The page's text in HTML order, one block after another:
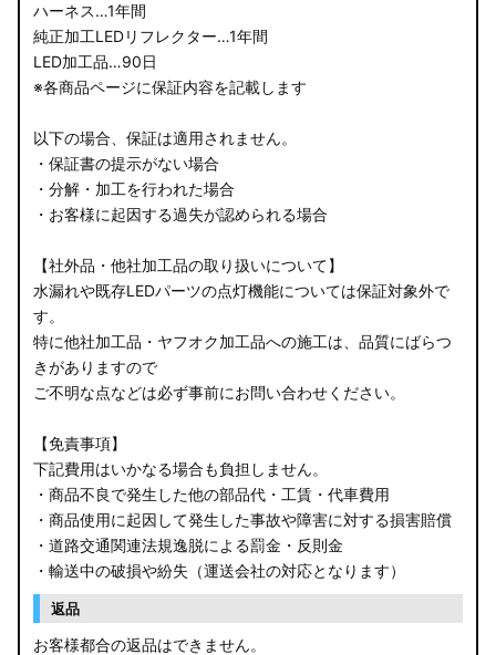
ハーネス…1年間
純正加工LEDリフレクター…1年間
LED加工品…90日
※各商品ページに保証内容を記載します
以下の場合、保証は適用されません。
・保証書の提示がない場合
・分解・加工を行われた場合
・お客様に起因する過失が認められる場合
【社外品・他社加工品の取り扱いについて】
水漏れや既存LEDパーツの点灯機能については保証対象外で
す。
特に他社加工品・ヤフオク加工品への施工は、品質にばらつ
きがありますので
ご不明な点などは必ず事前にお問い合わせください。
【免責事項】
下記費用はいかなる場合も負担しません。
・商品不良で発生した他の部品代・工賃・代車費用
・商品使用に起因して発生した事故や障害に対する損害賠償
・道路交通関連法規逸脱による罰金・反則金
・輸送中の破損や紛失（運送会社の対応となります）
返品
お客様都合の返品はできません。